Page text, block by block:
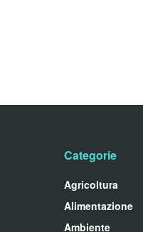
Categorie
Agricoltura
Alimentazione
Ambiente